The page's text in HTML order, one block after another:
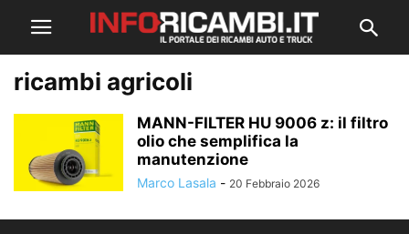
ricambi agricoli
MANN-FILTER HU 9006 z: il filtro
olio che semplifica la
manutenzione
Marco Lasala - 20 Febbraio 2026